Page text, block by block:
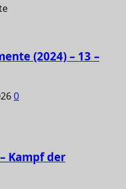
(2024) – 13 –
0
Kampf der